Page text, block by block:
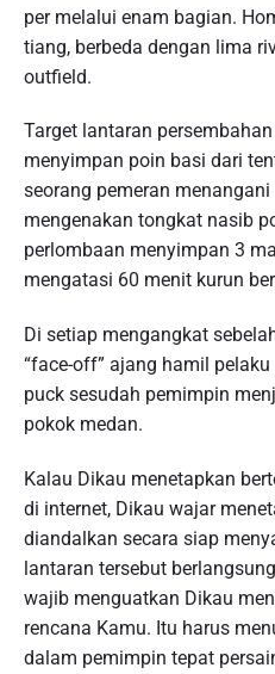
per melalui enam bagian.
tiang, berbeda dengan lima
outfield.
Target lantaran
menyimpan poin basi dari
seorang pemeran
mengenakan tongkat nasib
perlombaan menyimpan 3
mengatasi 60 menit kurun
Di setiap mengangkat
“face-off” ajang hamil
puck sesudah pemimpin
pokok medan.
Kalau Dikau menetapkan
di internet, Dikau wajar
diandalkan secara siap
lantaran tersebut
wajib menguatkan Dikau
rencana Kamu. Itu harus
dalam pemimpin tepat